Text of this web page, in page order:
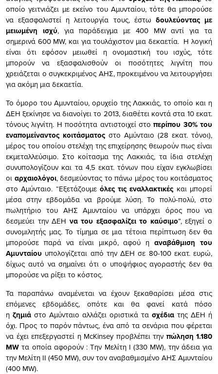
οποίο γειτνιάζει με εκείνο του Αμυνταίου, τότε θα μπορούσε
να εξασφαλιστεί η λειτουργία τους, έστω δουλεύοντας με
μειωμένη ισχύ, για παράδειγμα με 400 MW αντί για τα
σημερινά 600 MW, και για τουλάχιστον μια δεκαετία. Η λογική
είναι ότι εφόσον μειωθεί η ονομαστική του ισχύς, τότε
μπορούν να εξασφαλισθούν οι ποσότητες λιγνίτη που
χρειάζεται ο συγκεκριμένος ΑΗΣ, προκειμένου να λειτουργήσει
για ακόμη μια δεκαετία.
Το όμορο του Αμυνταίου, ορυχείο της Λακκιάς, το οποίο και η
ΔΕΗ ξεκίνησε να διανοίγει το 2013, διαθέτει κοντά στα 10 εκατ.
τόνους λιγνίτη. Η ποσότητα αντιστοιχεί στοπερίπου 30% του
εναπομείναντος κοιτάσματος στο Αμύνταιο (28 εκατ. τόνοι),
μέρος του οποίου στελέχη της επιχείρησης θεωρούν πως είναι
εκμεταλλεύσιμο. Στο κοίτασμα της Λακκιάς, τα ίδια στελέχη
συνυπολογίζουν και τα 4,5 εκατ. τόνων που είχαν εγκλωβίσει
οι αρχαιολόγοι, δεσμεύοντας το πάνω μέρος του κοιτάσματος
στο Αμύνταιο. “Εξετάζουμε όλες τις εναλλακτικές και μπορεί
μέσα στην εβδομάδα να βρούμε λύση. Το πολύ-πολύ, στο
πωλητήριο του ΑΗΣ Αμυνταίου να υπάρχει όρος που να
δεσμεύει την ΔΕΗ να του εξασφαλίζει το καύσιμο”, εξηγεί ο
συνομιλητής μας. Το τίμημα σε μια τέτοια περίπτωση δεν θα
μπορούσε παρά να είναι μικρό, αφού ηαναβάθμιση του
Αμυνταίου υπολογίζεται από την ΔΕΗ σε 80-100 εκατ. ευρώ,
δίχως αυτό να σημαίνει ότι ο υποψήφιος αγοραστής δεν θα
μπορούσε να ρίξει το κόστος.
Τα παραπάνω αναμένεται να έχουν ξεκαθαρίσει μέσα στις
επόμενες εβδομάδες, οπότε και θα φανεί κατά πόσο
η ζημιά στο Αμύνταιο αλλάζει οριστικά τα σχέδια της ΔΕΗ ή
όχι. Προς το παρόν πάντως, ένα από τα σενάρια που φέρεται
να έχει επεξεργαστεί η McKinsey προβλέπει την πώληση 1.180
MW τα οποία αφορούν : Την Μελίτη Ι (330 MW), την άδεια για
την Μελίτη ΙΙ (450 MW), συν τον αναβαθμισμένο ΑΗΣ Αμυνταίου
(400 MW).